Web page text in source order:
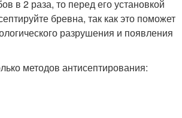
в 2 раза, то перед его установкой
бревна, так как это поможет
разрушения и появления
методов антисептирования: